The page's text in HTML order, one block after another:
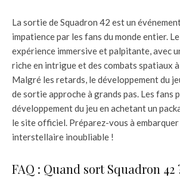
La sortie de Squadron 42 est un
impatience par les fans du monde entier.
expérience immersive et palpitante, avec
riche en intrigue et des combats spatiaux
Malgré les retards, le développement du
de sortie approche à grands pas. Les fans
développement du jeu en achetant un
le site officiel. Préparez-vous à
interstellaire inoubliable !
FAQ : Quand sort Squadron 42